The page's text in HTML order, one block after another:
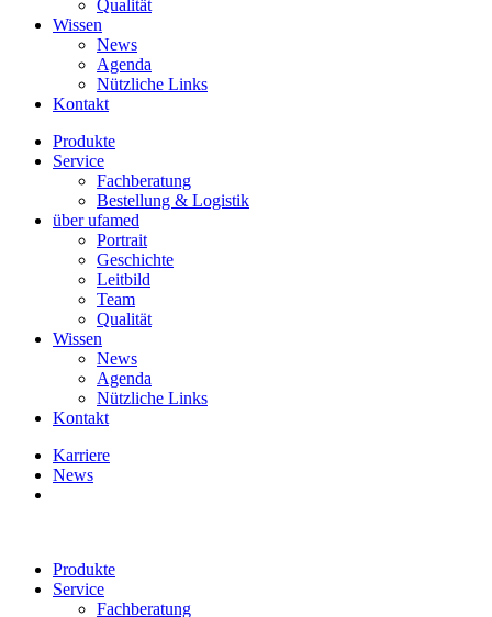
Qualität
Wissen
News
Agenda
Nützliche Links
Kontakt
Produkte
Service
Fachberatung
Bestellung & Logistik
über ufamed
Portrait
Geschichte
Leitbild
Team
Qualität
Wissen
News
Agenda
Nützliche Links
Kontakt
Karriere
News
Produkte
Service
Fachberatung